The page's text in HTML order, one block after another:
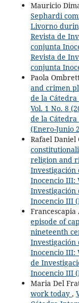
Mauricio
Sephardi
Livorno
Revista de
conjunta
Revista de
conjunta
Paola
and crimen
de la
Vol. 1 No. 8
de la
(Enero-Junio
Rafael Daniel
religion and
Inocencio III:
Inocencio III
Francescapia
episode of
nineteenth
Inocencio III:
de
Inocencio III
Maria Del
work today ,